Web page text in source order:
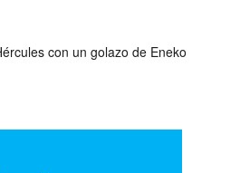
con un golazo de Eneko